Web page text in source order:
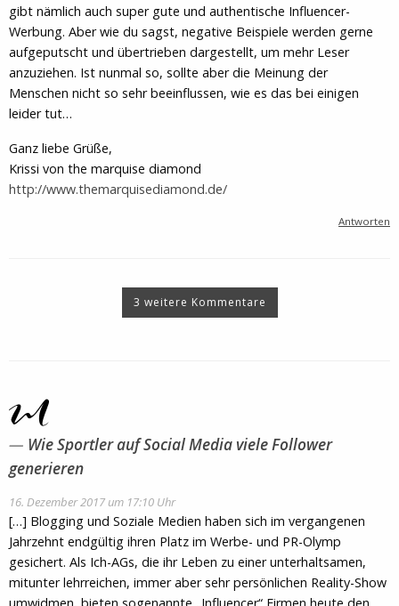
gibt nämlich auch super gute und authentische Influencer-
Werbung. Aber wie du sagst, negative Beispiele werden gerne
aufgeputscht und übertrieben dargestellt, um mehr Leser
anzuziehen. Ist nunmal so, sollte aber die Meinung der
Menschen nicht so sehr beeinflussen, wie es das bei einigen
leider tut…
Ganz liebe Grüße,
Krissi von the marquise diamond
http://www.themarquisediamond.de/
Antworten
3 weitere Kommentare
Wie Sportler auf Social Media viele Follower
generieren
16. Dezember 2017 um 17:10 Uhr
[…] Blogging und Soziale Medien haben sich im vergangenen
Jahrzehnt endgültig ihren Platz im Werbe- und PR-Olymp
gesichert. Als Ich-AGs, die ihr Leben zu einer unterhaltsamen,
mitunter lehrreichen, immer aber sehr persönlichen Reality-Show